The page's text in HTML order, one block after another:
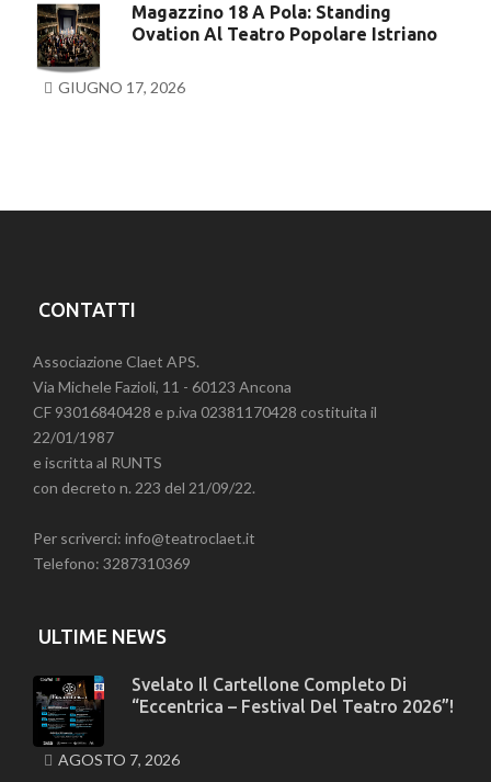
Magazzino 18 A Pola: Standing
Ovation Al Teatro Popolare Istriano
GIUGNO 17, 2026
CONTATTI
Associazione Claet APS.
Via Michele Fazioli, 11 - 60123 Ancona
CF 93016840428 e p.iva 02381170428 costituita il
22/01/1987
e iscritta al RUNTS
con decreto n. 223 del 21/09/22.
Per scriverci: info@teatroclaet.it
Telefono: 3287310369
ULTIME NEWS
Svelato Il Cartellone Completo Di
“Eccentrica – Festival Del Teatro 2026”!
AGOSTO 7, 2026